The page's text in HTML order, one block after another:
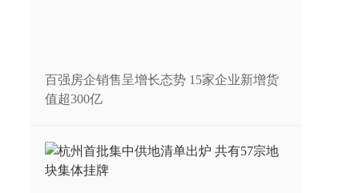
百强房企销售呈增长态势 15家企业新增货
值超300亿